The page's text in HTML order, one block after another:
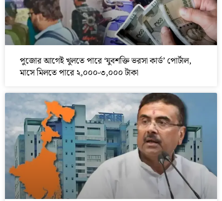
পুজোর আগেই খুলতে পারে ‘যুবশক্তি ভরসা কার্ড’ পোর্টাল,
মাসে মিলতে পারে ২,০০০-৩,০০০ টাকা